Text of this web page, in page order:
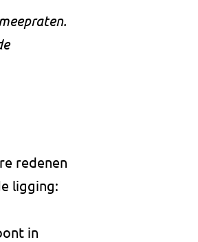
redenen
ligging:
in